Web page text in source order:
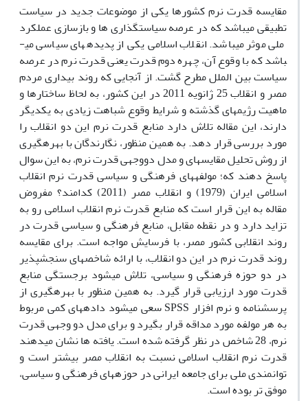
مقایسه قدرت نرم کشورها یکی از موضوعات جدید در سیاست
تطبیقی می­باشد که در عرصه سیاستگذاری ها و بازسازی عملکرد
ملی موثر می­باشد. انقلاب اسلامی یکی از پدیده­های سیاسی می­
باشد که با وقوع آن، چهره دوم قدرت یعنی قدرت نرم در عرصه
سیاست بین الملل مطرح گشت. از آنجایی که روند بیداری مردم
مصر و انقلاب 25 ژانویه 2011 در این کشور، به لحاظ ساختارها و
ماهیت رژیم­های گذشته و شرایط وقوع شباهت زیادی به یکدیگر
دارند، این مقاله تلاش دارد منابع قدرت نرم این دو انقلاب را
مورد بررسی قرار دهد. به همین منظور، نگارندگان با بهره­گیری
از روش تحلیل مقایسه­ای و مدل دووجهی قدرت نرم، به این سوال
پاسخ دهند که؛ مولفه­های فرهنگی و سیاسی قدرت نرم انقلاب
اسلامی ایران (1979) و انقلاب مصر (2011) کدامند؟ مفروض
مقاله به این قرار است که منابع قدرت نرم انقلاب اسلامی رو به
تزاید دارد و در نقطه مقابل، منابع فرهنگی و سیاسی قدرت در
روند انقلابی کشور مصر، با فرسایش مواجه است. برای مقایسه
روند قدرت نرم در این دو انقلاب، با ارائه شاخص­های سنجش­پذیر
در دو حوزه فرهنگی و سیاسی، تلاش می­شود برجستگی منابع
قدرت مورد ارزیابی قرار گیرد. به همین منظور با بهره­گیری از
پرسشنامه و نرم افزار SPSS سعی می­شود داده­های کمی مربوط
به هر مولفه مورد مداقه قرار بگیرد و برای مدل دو وجهی قدرت
نرم، 28 شاخص در نظر گرفته شده است. یافته­ ها نشان می­دهند
قدرت نرم انقلاب اسلامی نسبت به انقلاب مصر بیشتر است و
توانمندی ملی برای جامعه ایرانی در حوزه­های فرهنگی و سیاسی،
موفق تر بوده است.